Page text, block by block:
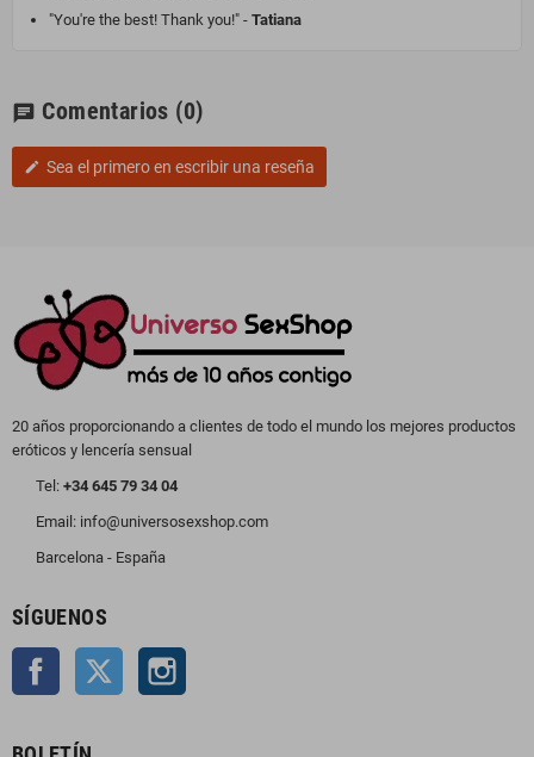
"You're the best! Thank you!" - Tatiana
chat Comentarios (0)
edit Sea el primero en escribir una reseña
20 años proporcionando a clientes de todo el mundo los mejores productos
eróticos y lencería sensual
Tel: +34 645 79 34 04
Email: info@universosexshop.com
Barcelona - España
SÍGUENOS
Facebook Twitter